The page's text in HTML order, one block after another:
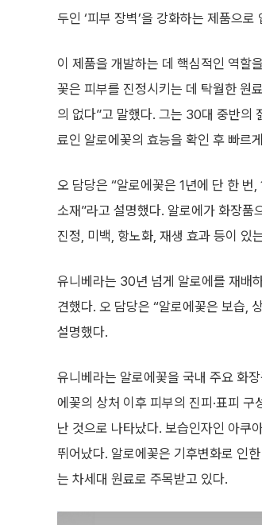
두인 ‘피부 장벽’을 강화하는 제품으로
이 제품을 개발하는 데 핵심적인 역할
꽃은 피부를 진정시키는 데 탁월한 원
의 없다”고 말했다. 그는 30대 중반의
료인 알로에꽃의 효능을 확인 후 빠르
오 담당은 “알로에꽃은 1년에 단 한
소재”라고 설명했다. 알로에가 화장품
진정, 미백, 항노화, 재생 효과 등이 있
유니베라는 30년 넘게 알로에를 재배
견했다. 오 담당은 “알로에꽃은 보습,
설명했다.
유니베라는 알로에꽃을 국내 주요 화
에꽃의 상처 이후 피부의 진피·표피
난 것으로 나타났다. 보습인자인 아쿠
뛰어났다. 알로에꽃은 기후변화로 인
는 차세대 원료로 주목받고 있다.